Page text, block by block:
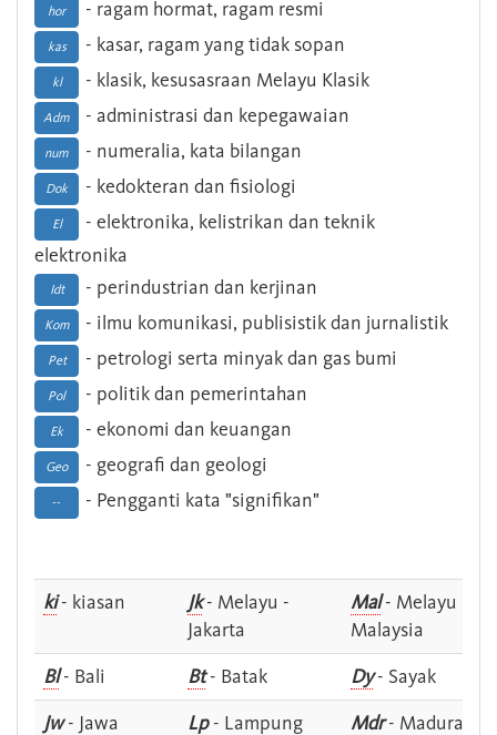
hor - ragam hormat, ragam resmi
kas - kasar, ragam yang tidak sopan
kl - klasik, kesusasraan Melayu Klasik
Adm - administrasi dan kepegawaian
num - numeralia, kata bilangan
Dok - kedokteran dan fisiologi
El
- elektronika, kelistrikan dan teknik
elektronika
Idt - perindustrian dan kerjinan
Kom - ilmu komunikasi, publisistik dan jurnalistik
Pet - petrologi serta minyak dan gas bumi
Pol - politik dan pemerintahan
Ek - ekonomi dan keuangan
Geo - geografi dan geologi
-- - Pengganti kata "signifikan"
ki- kiasan Jk- Melayu -
Jakarta
Mal- Melayu -
Malaysia
Bl- Bali Bt- Batak Dy- Sayak
Jw- Jawa Lp- Lampung Mdr- Madura